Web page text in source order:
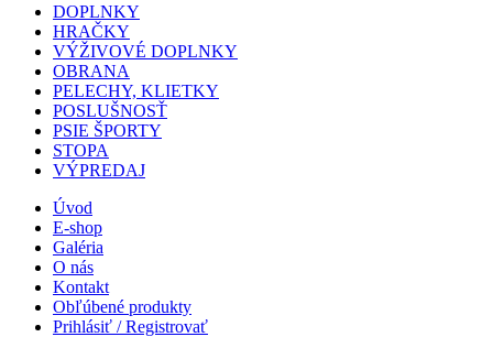
DOPLNKY
HRAČKY
VÝŽIVOVÉ DOPLNKY
OBRANA
PELECHY, KLIETKY
POSLUŠNOSŤ
PSIE ŠPORTY
STOPA
VÝPREDAJ
Úvod
E-shop
Galéria
O nás
Kontakt
Obľúbené produkty
Prihlásiť / Registrovať